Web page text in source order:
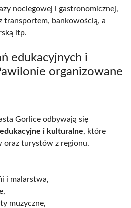
noclegowej i gastronomicznej,
transportem, bankowością, a
itp.
edukacyjnych i
organizowane
Gorlice odbywają się
i kulturalne, które
oraz turystów z regionu.
i malarstwa,
muzyczne,